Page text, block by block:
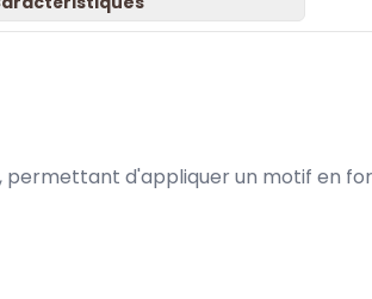
d'appliquer un motif en